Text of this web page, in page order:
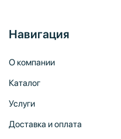
Навигация
О компании
Каталог
Услуги
Доставка и оплата